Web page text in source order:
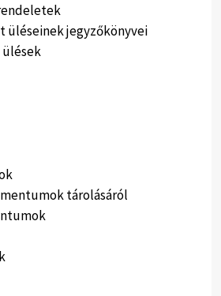
üléseinek jegyzőkönyvei
tárolásáról